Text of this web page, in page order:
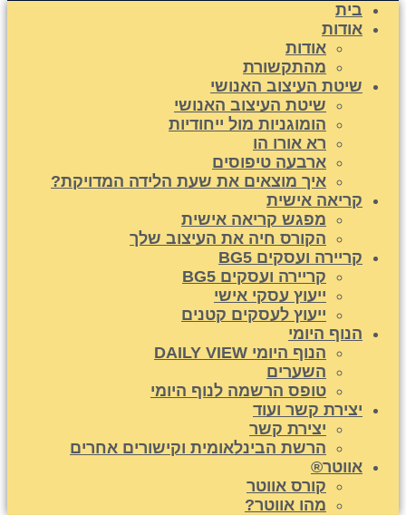
בית
אודות
אודות
מהתקשורת
שיטת העיצוב האנושי
שיטת העיצוב האנושי
הומוגניות מול ייחודיות
רא אורו הו
ארבעה טיפוסים
איך מוצאים את שעת הלידה המדויקת?
קריאה אישית
מפגש קריאה אישית
הקורס חיה את העיצוב שלך
קריירה ועסקים BG5
קריירה ועסקים BG5
ייעוץ עסקי אישי
ייעוץ לעסקים קטנים
הנוף היומי
הנוף היומי DAILY VIEW
השערים
טופס הרשמה לנוף היומי
יצירת קשר ועוד
יצירת קשר
הרשת הבינלאומית וקישורים אחרים
אווטר®
קורס אווטר
מהו אווטר?